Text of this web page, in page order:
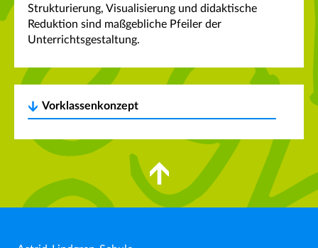
Strukturierung, Visualisierung und didaktische
Reduktion sind maßgebliche Pfeiler der
Unterrichtsgestaltung.
Vorklassenkonzept